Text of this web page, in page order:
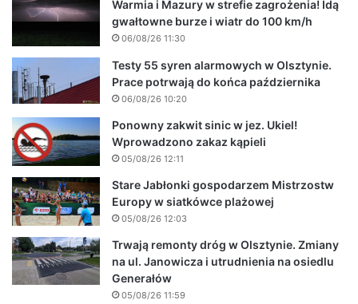
Warmia i Mazury w strefie zagrożenia! Idą
gwałtowne burze i wiatr do 100 km/h
06/08/26 11:30
Testy 55 syren alarmowych w Olsztynie.
Prace potrwają do końca października
06/08/26 10:20
Ponowny zakwit sinic w jez. Ukiel!
Wprowadzono zakaz kąpieli
05/08/26 12:11
Stare Jabłonki gospodarzem Mistrzostw
Europy w siatkówce plażowej
05/08/26 12:03
Trwają remonty dróg w Olsztynie. Zmiany
na ul. Janowicza i utrudnienia na osiedlu
Generałów
05/08/26 11:59